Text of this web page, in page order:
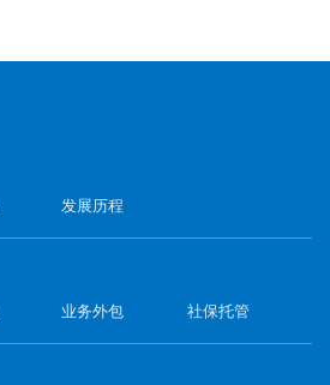
发展历程
业务外包 社保托管